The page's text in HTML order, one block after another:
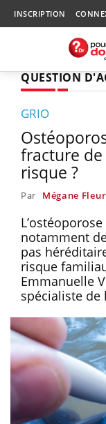
INSCRIPTION
QUESTION
GRIO
fracture de
risque ?
Par Mégane
notamment
pas
risque
Emmanuelle
spécialiste de